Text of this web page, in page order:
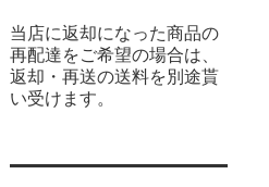
当店に返却になった商品の
再配達をご希望の場合は、
返却・再送の送料を別途貰
い受けます。